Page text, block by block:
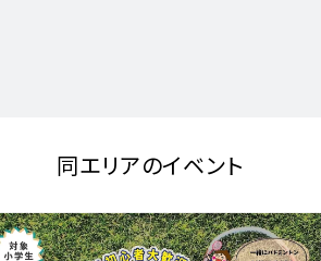
同エリアのイベント